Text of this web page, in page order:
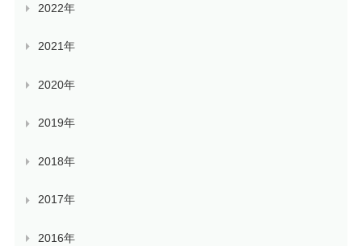
2022年
2021年
2020年
2019年
2018年
2017年
2016年